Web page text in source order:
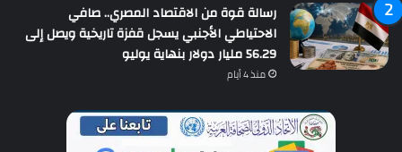
رسالة قوة من الاقتصاد المصري.. صافي
الاحتياطي الأجنبي يسجل قفزة تاريخية ويصل إلى
56.29 مليار دولار بنهاية يوليو
منذ 4 أيام